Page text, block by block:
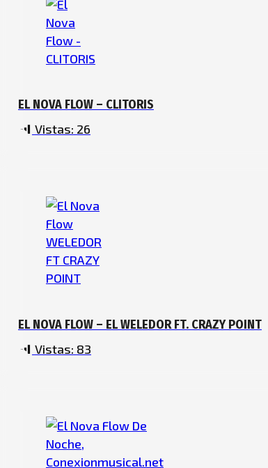
EL NOVA FLOW – CLITORIS
Vistas: 26
EL NOVA FLOW – EL WELEDOR FT. CRAZY POINT
Vistas: 83